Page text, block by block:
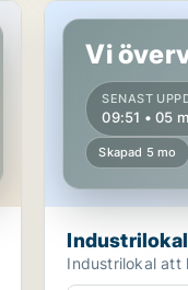
Industrilokal i
Vi
SENAST
09:51 • 05
Skapad 5 mo
Industrilokal att